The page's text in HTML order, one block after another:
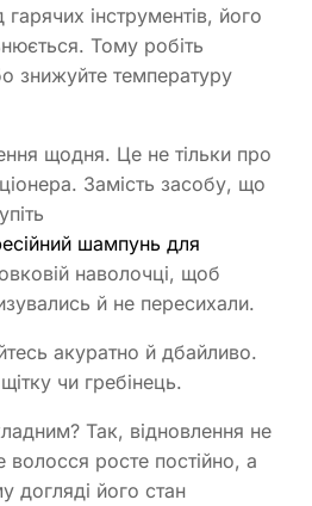
інструментів, його
Тому робіть
знижуйте температуру
щодня. Це не тільки про
Замість засобу, що
шампунь для
наволочці, щоб
й не пересихали.
акуратно й дбайливо.
чи гребінець.
Так, відновлення не
росте постійно, а
догляді його стан